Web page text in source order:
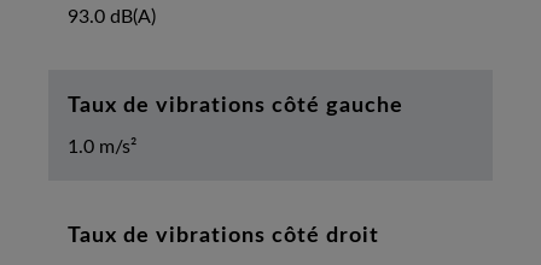
93.0 dB(A)
Taux de vibrations côté gauche
1.0 m/s²
Taux de vibrations côté droit